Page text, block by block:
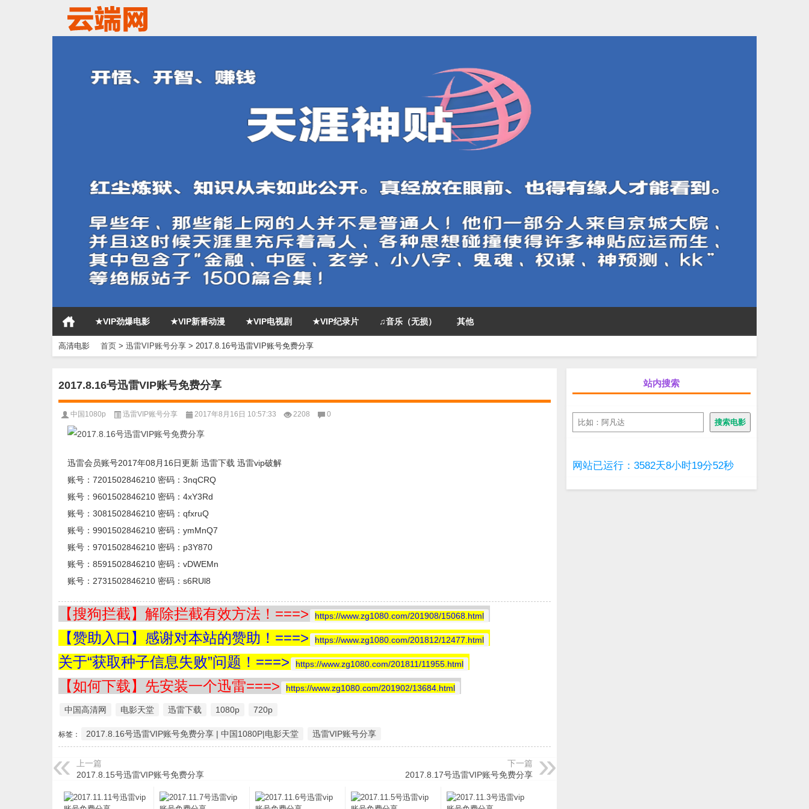
★VIP劲爆电影 ★VIP新番动漫 ★VIP电视剧 ★VIP纪录片 ♫音乐（无损） 其他
高清电影 首页 > 迅雷VIP账号分享 > 2017.8.16号迅雷VIP账号免费分享
站内搜索
搜
索
搜索电影
网站已运行：3582天8小时19分52秒
2017.8.16号迅雷VIP账号免费分享
中国1080p 迅雷VIP账号分享 2017年8月16日 10:57:33 2208 0
迅雷会员账号2017年08月16日更新 迅雷下载 迅雷vip破解
账号：7201502846210 密码：3nqCRQ
账号：9601502846210 密码：4xY3Rd
账号：3081502846210 密码：qfxruQ
账号：9901502846210 密码：ymMnQ7
账号：9701502846210 密码：p3Y870
账号：8591502846210 密码：vDWEMn
账号：2731502846210 密码：s6RUl8
【搜狗拦截】解除拦截有效方法！===> https://www.zg1080.com/201908/15068.html
【赞助入口】感谢对本站的赞助！===> https://www.zg1080.com/201812/12477.html
关于“获取种子信息失败”问题！===> https://www.zg1080.com/201811/11955.html
【如何下载】先安装一个迅雷===> https://www.zg1080.com/201902/13684.html
中国高清网 电影天堂 迅雷下载 1080p 720p
标签： 2017.8.16号迅雷VIP账号免费分享 | 中国1080P|电影天堂 迅雷VIP账号分享
上一篇
2017.8.15号迅雷VIP账号免费分享
下一篇
2017.8.17号迅雷VIP账号免费分享